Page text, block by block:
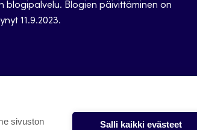
blogipalvelu. Blogien päivittäminen on
11.9.2023.
sivuston Salli kaikki evästeet